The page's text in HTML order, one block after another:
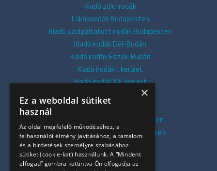
Kiadó zöld irodák
Lakásirodák Budapesten
Kiadó szolgáltatott irodák Budapesten
Kiadó irodák Dél-Budán
Kiadó irodák Észak-Budán
Kiadó irodák I. kerület
Kiadó irodák XIII. kerület
Kiadó irodák V. kerület
Kiadó irodák XI. kerület
Kiadó belvárosi irodák Budapesten
Kiadó presztízs irodák Budapesten
Kiadó azonnali irodák
Összes iroda
×
Ez a weboldal sütiket
használ
Az oldal megfelelő működéséhez, a
felhasználói élmény javításához, a tartalom
és a hirdetések személyre szabásához
sütiket (cookie-kat) használunk. A “Mindent
elfogad” gombra kattintva Ön elfogadja az